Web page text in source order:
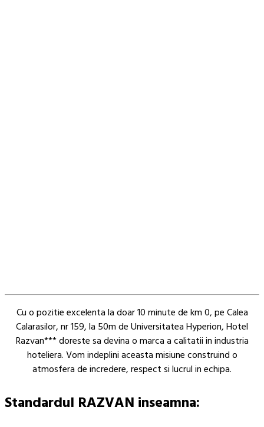
Cu o pozitie excelenta la doar 10 minute de km 0, pe Calea
Calarasilor, nr 159, la 50m de Universitatea Hyperion, Hotel
Razvan*** doreste sa devina o marca a calitatii in industria
hoteliera. Vom indeplini aceasta misiune construind o
atmosfera de incredere, respect si lucrul in echipa.
Standardul RAZVAN inseamna: